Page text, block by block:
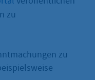
zu
zu